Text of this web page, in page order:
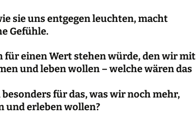
sie uns entgegen leuchten, macht
Gefühle.
für einen Wert stehen würde, den wir mit
und leben wollen – welche wären das
für das, was wir noch mehr,
und erleben wollen?